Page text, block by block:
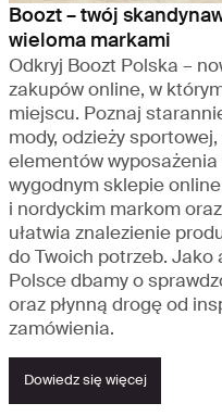
Boozt – twój
wieloma markami
Odkryj Boozt Polska –
zakupów online, w
miejscu. Poznaj
mody, odzieży
elementów
wygodnym sklepie
i nordyckim markom
ułatwia znalezienie
do Twoich potrzeb. Jako
Polsce dbamy o
oraz płynną drogę od
zamówienia.
Dowiedz się więcej